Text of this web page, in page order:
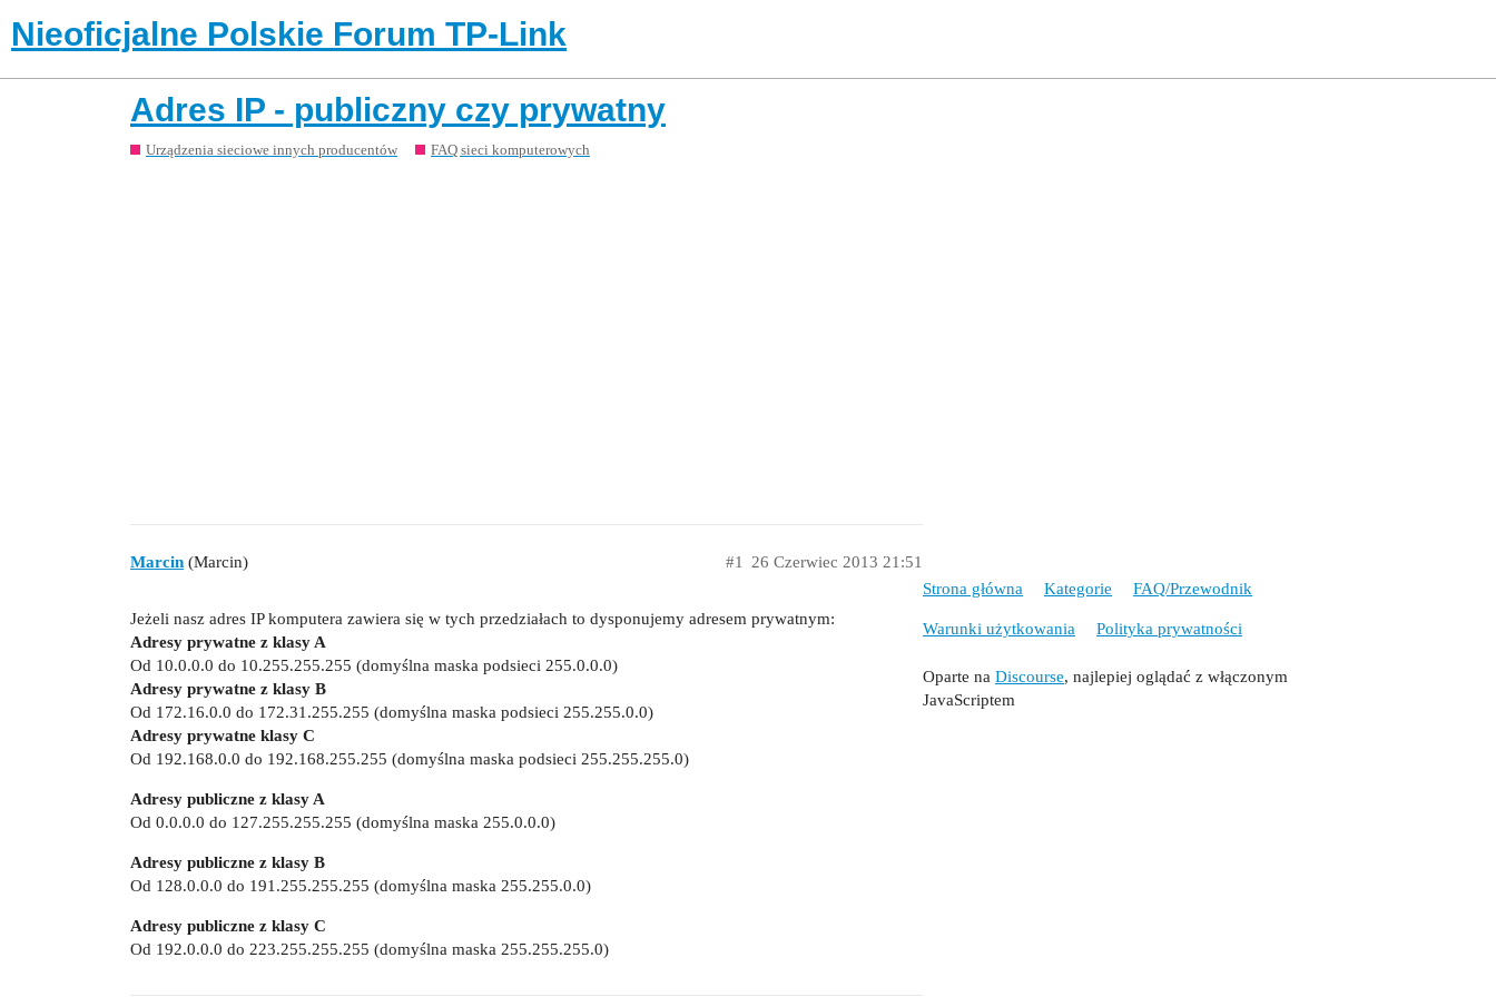
Nieoficjalne Polskie Forum TP-Link
Adres IP - publiczny czy prywatny
Urządzenia sieciowe innych producentów FAQ sieci komputerowych
Marcin (Marcin) 26 Czerwiec 2013 21:51
#1
Jeżeli nasz adres IP komputera zawiera się w tych przedziałach to dysponujemy adresem prywatnym:
Adresy prywatne z klasy A
Od 10.0.0.0 do 10.255.255.255 (domyślna maska podsieci 255.0.0.0)
Adresy prywatne z klasy B
Od 172.16.0.0 do 172.31.255.255 (domyślna maska podsieci 255.255.0.0)
Adresy prywatne klasy C
Od 192.168.0.0 do 192.168.255.255 (domyślna maska podsieci 255.255.255.0)
Adresy publiczne z klasy A
Od 0.0.0.0 do 127.255.255.255 (domyślna maska 255.0.0.0)
Adresy publiczne z klasy B
Od 128.0.0.0 do 191.255.255.255 (domyślna maska 255.255.0.0)
Adresy publiczne z klasy C
Od 192.0.0.0 do 223.255.255.255 (domyślna maska 255.255.255.0)
Strona główna Kategorie FAQ/Przewodnik
Warunki użytkowania Polityka prywatności
Oparte na Discourse, najlepiej oglądać z włączonym
JavaScriptem